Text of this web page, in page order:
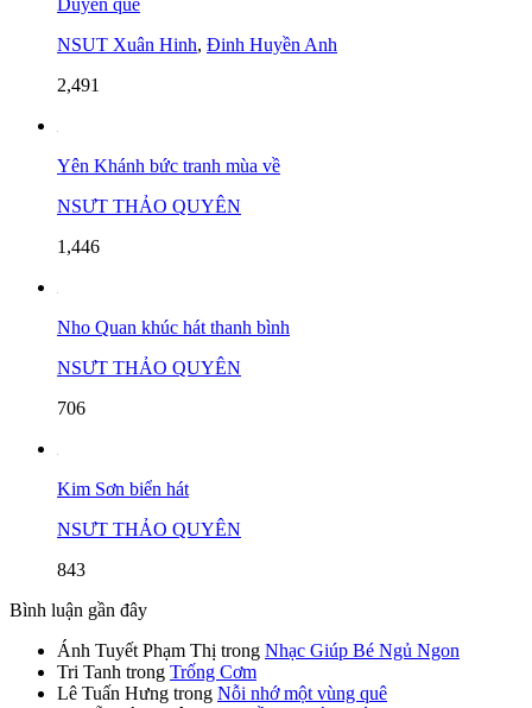
NSUT Xuân Hinh, Đinh Huyền Anh
2,491
Yên Khánh bức tranh mùa về
NSƯT THẢO QUYÊN
1,446
Nho Quan khúc hát thanh bình
NSƯT THẢO QUYÊN
706
Kim Sơn biển hát
NSƯT THẢO QUYÊN
843
Bình luận gần đây
Ánh Tuyết Phạm Thị trong Nhạc Giúp Bé Ngủ Ngon
Tri Tanh trong Trống Cơm
Lê Tuấn Hưng trong Nỗi nhớ một vùng quê